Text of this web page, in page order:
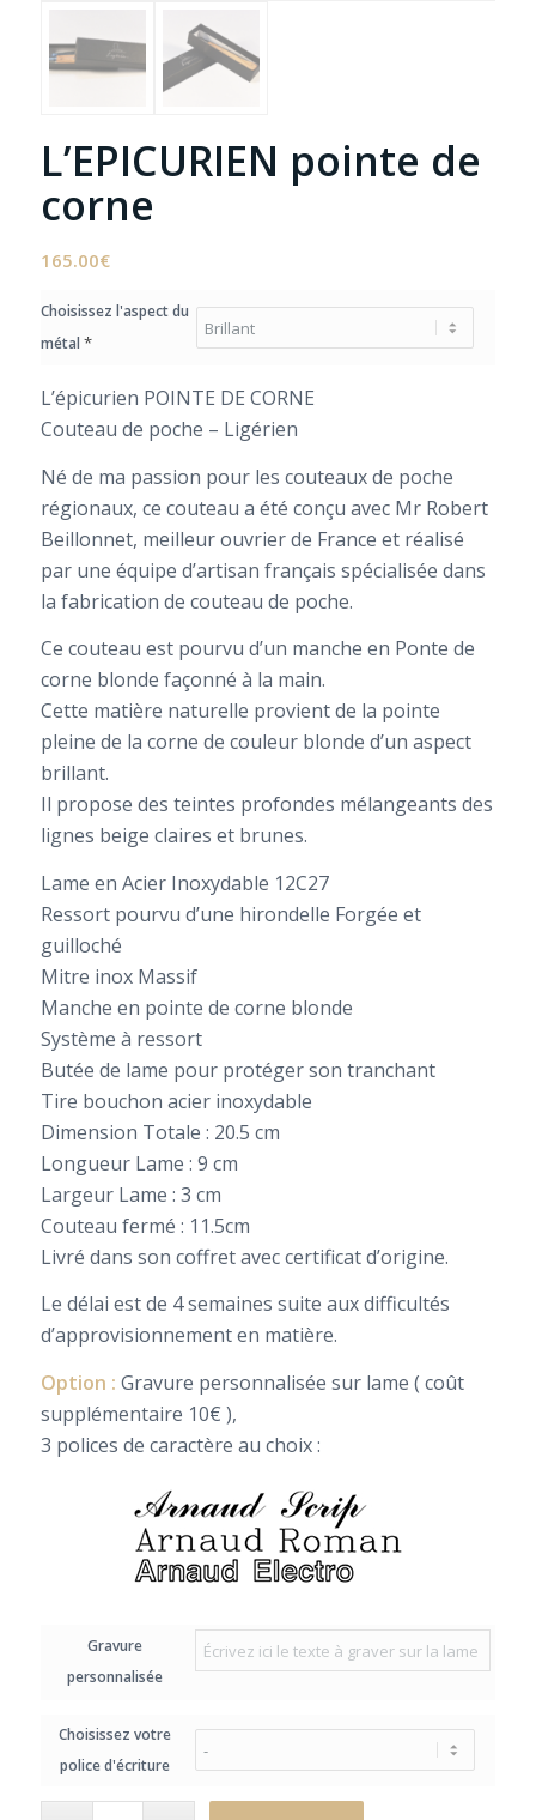
L’EPICURIEN pointe de
corne
165.00€
Choisissez l'aspect du
métal *
L’épicurien POINTE DE CORNE
Couteau de poche – Ligérien
Né de ma passion pour les couteaux de poche
régionaux, ce couteau a été conçu avec Mr Robert
Beillonnet, meilleur ouvrier de France et réalisé
par une équipe d’artisan français spécialisée dans
la fabrication de couteau de poche.
Ce couteau est pourvu d’un manche en Ponte de
corne blonde façonné à la main.
Cette matière naturelle provient de la pointe
pleine de la corne de couleur blonde d’un aspect
brillant.
Il propose des teintes profondes mélangeants des
lignes beige claires et brunes.
Lame en Acier Inoxydable 12C27
Ressort pourvu d’une hirondelle Forgée et
guilloché
Mitre inox Massif
Manche en pointe de corne blonde
Système à ressort
Butée de lame pour protéger son tranchant
Tire bouchon acier inoxydable
Dimension Totale : 20.5 cm
Longueur Lame : 9 cm
Largeur Lame : 3 cm
Couteau fermé : 11.5cm
Livré dans son coffret avec certificat d’origine.
Le délai est de 4 semaines suite aux difficultés
d’approvisionnement en matière.
Option : Gravure personnalisée sur lame ( coût
supplémentaire 10€ ),
3 polices de caractère au choix :
Gravure
personnalisée
Choisissez votre
police d'écriture